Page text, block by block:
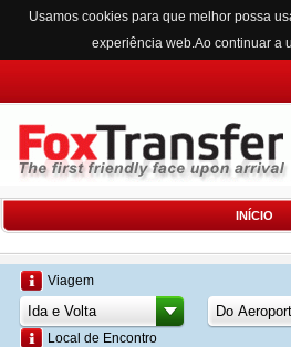
Usamos cookies para que melhor possa
experiência web.Ao continuar a
INÍCIO
Viagem
Local de Encontro